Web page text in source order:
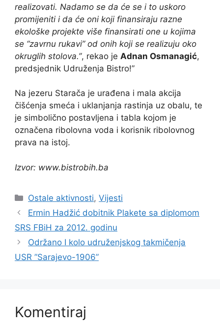
realizovati. Nadamo se da će se i to uskoro
promijeniti i da će oni koji finansiraju razne
ekološke projekte više finansirati one u kojima
se “zavrnu rukavi” od onih koji se realizuju oko
okruglih stolova.”, rekao je Adnan Osmanagić,
predsjednik Udruženja Bistro!”
Na jezeru Starača je urađena i mala akcija
čišćenja smeća i uklanjanja rastinja uz obalu, te
je simbolično postavljena i tabla kojom je
označena ribolovna voda i korisnik ribolovnog
prava na istoj.
Izvor: www.bistrobih.ba
Ostale aktivnosti,Vijesti
Ermin Hadžić dobitnik Plakete sa diplomom
SRS FBiH za 2012. godinu
Održano I kolo udruženjskog takmičenja
USR ”Sarajevo-1906”
Komentiraj